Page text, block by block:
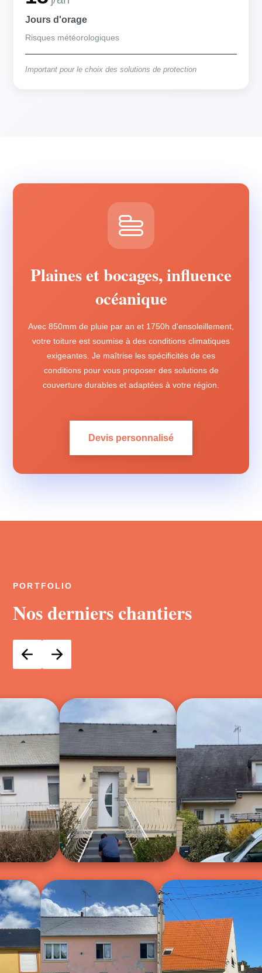
Jours d'orage
Risques météorologiques
Important pour le choix des solutions de protection
Plaines et bocages, influence
océanique
Avec 850mm de pluie par an et 1750h d'ensoleillement,
votre toiture est soumise à des conditions climatiques
exigeantes. Je maîtrise les spécificités de ces
conditions pour vous proposer des solutions de
couverture durables et adaptées à votre région.
Devis personnalisé
PORTFOLIO
Nos derniers chantiers